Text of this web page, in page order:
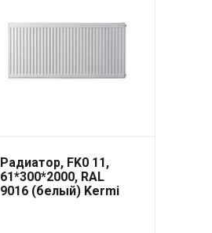
Радиатор, FK0 11,
61*300*2000, RAL
9016 (белый) Kermi